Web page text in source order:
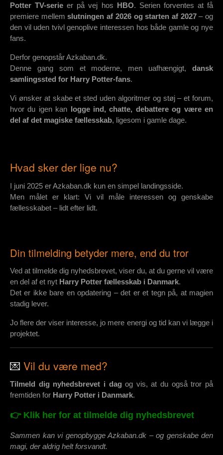
Potter TV-serie er på vej hos HBO. Serien forventes at få
premiere mellemslutningen af 2026 og starten af 2027– og
den vil uden tvivl genoplive interessen hos både gamle og nye
fans.
Derfor genopstår Azkaban.dk.
Denne gang som et moderne, men uafhængigt, dansk
samlingssted for Harry Potter-fans.
Vi ønsker at skabe et sted uden algoritmer og støj – et forum,
hvor du igen kan logge ind, chatte, debattere og være en
del af det magiske fællesskab, ligesom i gamle dage.
Hvad sker der lige nu?
I juni 2025 er Azkaban.dk kun en simpel landingsside.
Men målet er klart: Vi vil måle interessen og genskabe
fællesskabet – lidt efter lidt.
Din tilmelding betyder mere, end du tror
Ved at tilmelde dig nyhedsbrevet, viser du, at du gerne vil være
en del af et nyt Harry Potter fællesskab i Danmark.
Det er ikke bare en opdatering – det er et tegn på, at magien
stadig lever.
Jo flere der viser interesse, jo mere energi og tid kan vi lægge i
projektet.
💌 Vil du være med?
Tilmeld dig nyhedsbrevet i dag og vis, at du også tror på
fremtiden for Harry Potter i Danmark.
👉 Klik her for at tilmelde dig nyhedsbrevet
Sammen kan vi genopbygge Azkaban.dk – og genskabe den
magi, der aldrig helt forsvandt.